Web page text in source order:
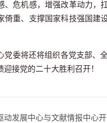
、危机感，增强改革动力，
倚重、支撑国家科技强国建
党委将还将组织各党支部、
接党的二十大胜利召开！
动发展中心与文献情报中心